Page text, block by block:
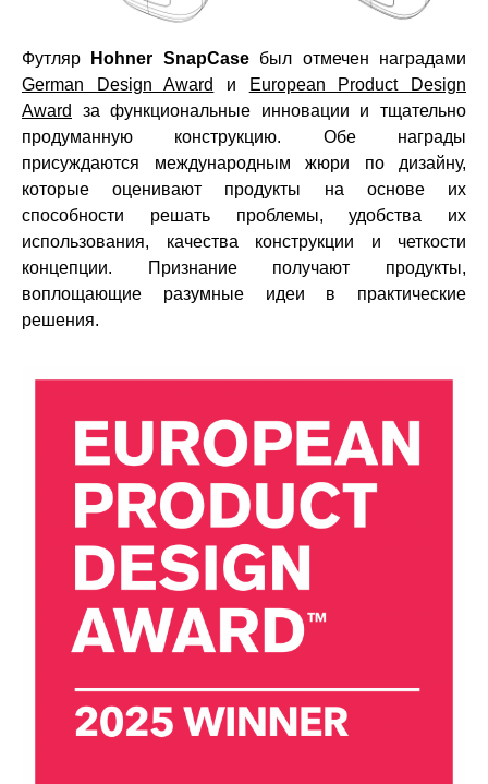
Футляр Hohner SnapCaseбыл отмечен наградами
German Design Award
и
European Product Design
Award
за функциональные инновации и тщательно
продуманную конструкцию. Обе награды
присуждаются международным жюри по дизайну,
которые оценивают продукты на основе их
способности решать проблемы, удобства их
использования, качества конструкции и четкости
концепции. Признание получают продукты,
воплощающие разумные идеи в практические
решения.